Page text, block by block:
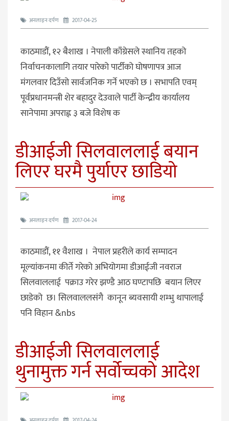
अनलाइन दर्पण 2017-04-25
काठमाडौं, १२ बैशाख । नेपाली काँग्रेसले स्थानिय तहको
निर्वाचनकालागि तयार पारेको पार्टीको घोषणापत्र आज
मंगलवार दिउँसो सार्वजनिक गर्ने भएको छ । सभापति एवम्
पूर्वप्रधानमन्त्री शेर बहादुर देउवाले पार्टी केन्द्रीय कार्यालय
सानेपामा अपराह्न ३ बजे विशेष क
डीआईजी सिलवाललाई बयान
लिएर घरमै पुर्याएर छाडियो
अनलाइन दर्पण 2017-04-24
काठमाडौं, ११ वैशाख । नेपाल प्रहरीले कार्य सम्पादन
मूल्यांकनमा कीर्ते गरेको अभियोगमा डीआईजी नवराज
सिलवाललाई पक्राउ गरेर झण्डै आठ घण्टापछि बयान लिएर
छाडेको छ। सिलवाललसंगै कानून ब्यवसायी शम्भु थापालाई
पनि विहान &nbs
डीआईजी सिलवाललाई
थुनामुक्त गर्न सर्वोच्चको आदेश